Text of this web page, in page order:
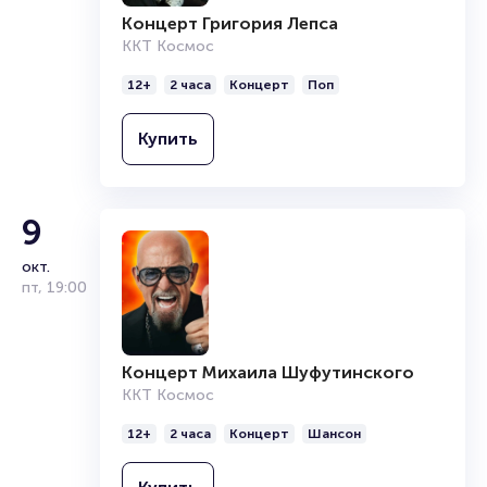
Подробнее о том, как вернуть, сдать или продать билет
читайте в разделах:Концерт Григория Лепса
ККТ Космос
12+ 2 часа Концерт Поп
Купить
9
окт.
пт, 19:00
Концерт Михаила Шуфутинского
ККТ Космос
12+ 2 часа Концерт Шансон